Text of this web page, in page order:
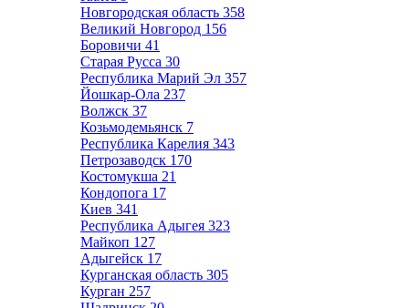
Новгородская область 358
Великий Новгород 156
Боровичи 41
Старая Русса 30
Республика Марий Эл 357
Йошкар-Ола 237
Волжск 37
Козьмодемьянск 7
Республика Карелия 343
Петрозаводск 170
Костомукша 21
Кондопога 17
Киев 341
Республика Адыгея 323
Майкоп 127
Адыгейск 17
Курганская область 305
Курган 257